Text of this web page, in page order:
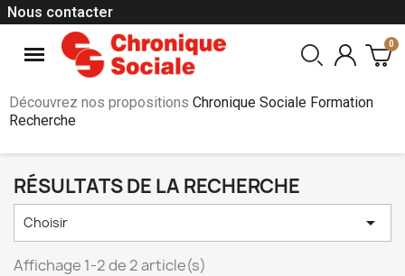
Nous contacter
Découvrez nos propositions Chronique Sociale Formation
Recherche
RÉSULTATS DE LA RECHERCHE
Choisir 
Affichage 1-2 de 2 article(s)